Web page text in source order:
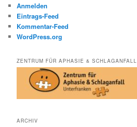
Anmelden
Eintrags-Feed
Kommentar-Feed
WordPress.org
ZENTRUM FÜR APHASIE & SCHLAGANFALL
ARCHIV